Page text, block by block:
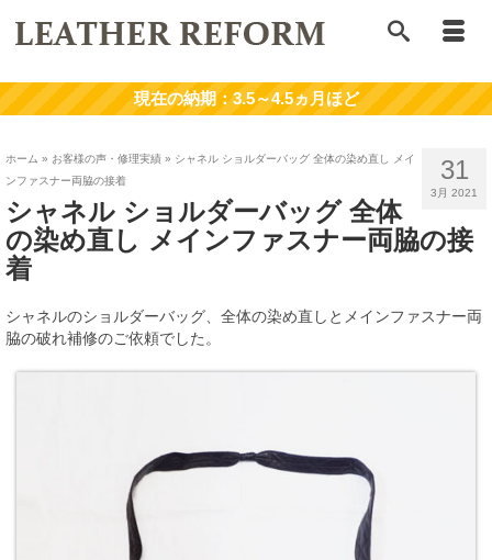
31
3月 2021
ホーム » お客様の声・修理実績 » シャネル ショルダーバッグ 全体の染め直し メイ
ンファスナー両脇の接着
シャネル ショルダーバッグ 全体
の染め直し メインファスナー両脇の接
着
シャネルのショルダーバッグ、全体の染め直しとメインファスナー両
脇の破れ補修のご依頼でした。